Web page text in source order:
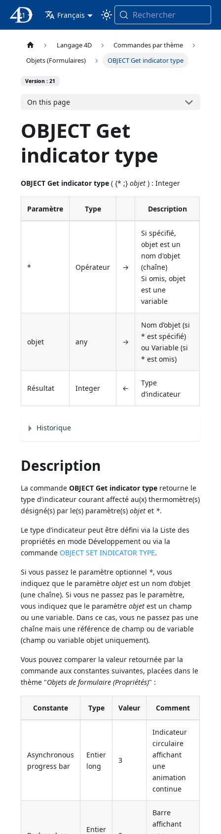
4D Documentation
21 Français Rechercher
Langage 4D
Commandes par thème
Objets (Formulaires)
OBJECT Get indicator type
Version : 21
On this page
OBJECT Get
indicator type
OBJECT Get indicator type ( {* ;}objet ) : Integer
Paramètre Type Description
* Opérateur →
Si spécifié,
objet est un
nom d'objet
(chaîne)
Si omis, objet
est une
variable
objet any →
Nom d’objet (si
* est spécifié)
ou Variable (si
* est omis)
Résultat Integer ←
Type
d’indicateur
Historique
Description
La commandeOBJECT Get indicator type retourne le
type d’indicateur courant affecté au(x) thermomètre(s)
désigné(s) par le(s) paramètre(s)objet et *.
Le type d’indicateur peut être défini via la Liste des
propriétés en mode Développement ou via la
commande OBJECT SET INDICATOR TYPE.
Si vous passez le paramètre optionnel *, vous
indiquez que le paramètreobjet est un nom d’objet
(une chaîne). Si vous ne passez pas le paramètre,
vous indiquez que le paramètreobjet est un champ
ou une variable. Dans ce cas, vous ne passez pas une
chaîne mais une référence de champ ou de variable
(champ ou variable objet uniquement).
Vous pouvez comparer la valeur retournée par la
commande aux constantes suivantes, placées dans le
thème "Objets de formulaire (Propriétés)" :
Constante Type Valeur Comment
Asynchronous
progress bar
Entier
long
3
Indicateur
circulaire
affichant
une
animation
continue
Entier
Barre
affichant